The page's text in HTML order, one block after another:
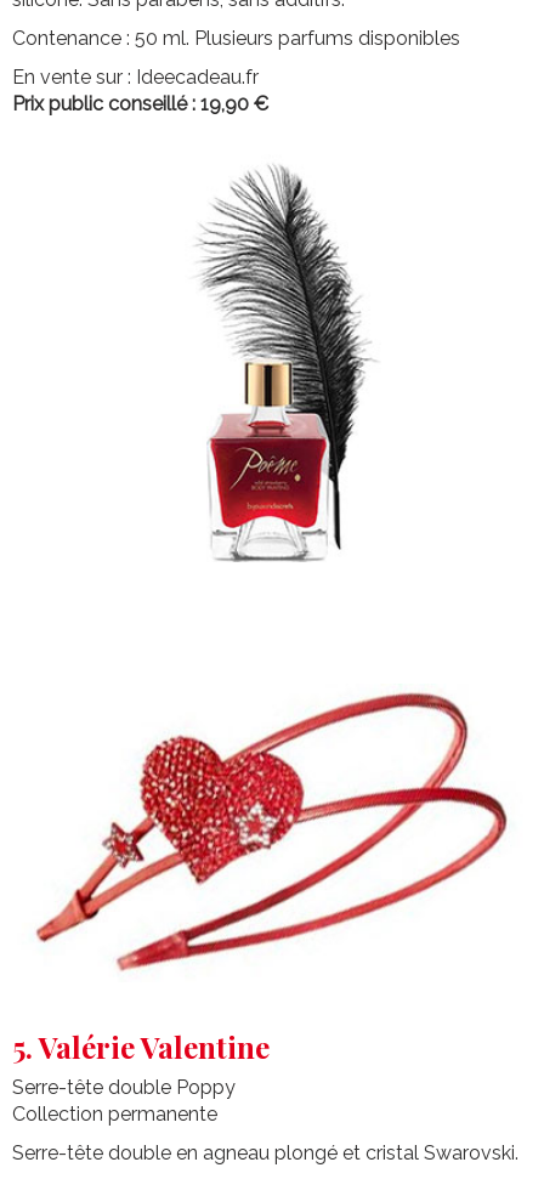
Contenance : 50 ml. Plusieurs parfums disponibles
En vente sur : Ideecadeau.fr
Prix public conseillé : 19,90 €
5. Valérie Valentine
Serre-tête double Poppy
Collection permanente
Serre-tête double en agneau plongé et cristal Swarovski.